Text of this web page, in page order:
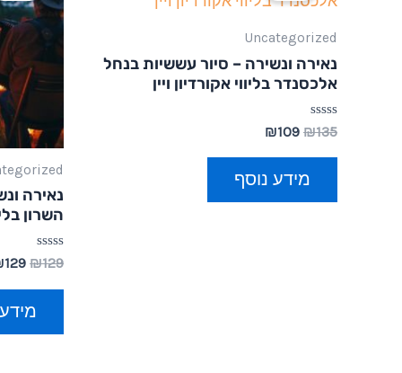
Uncategorized
נאירה ונשירה – סיור עששיות בנחל
אלכסנדר בליווי אקורדיון ויין
דורג
מתוך
₪135
₪109
מידע נוסף
נאירה
השרון
דורג
מתוך
₪129
129